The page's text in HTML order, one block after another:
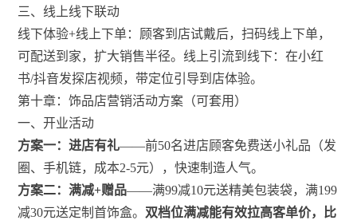
三、线上线下联动
线下体验+线上下单：顾客到店试戴后，扫码线上下单，
可配送到家，扩大销售半径。线上引流到线下：在小红
书/抖音发探店视频，带定位引导到店体验。
第十章：饰品店营销活动方案（可套用）
一、开业活动
方案一：进店有礼——前50名进店顾客免费送小礼品（发
圈、手机链，成本2-5元），快速制造人气。
方案二：满减+赠品——满99减10元送精美包装袋，满199
减30元送定制首饰盒。 双档位满减能有效拉高客单价，比